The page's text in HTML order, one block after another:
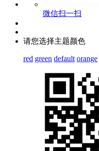
微信扫一扫
请您选择主题颜色
red green default orange